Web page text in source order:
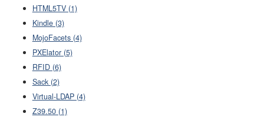
HTML5TV (1)
Kindle (3)
MojoFacets (4)
PXElator (5)
RFID (6)
Sack (2)
Virtual-LDAP (4)
Z39.50 (1)